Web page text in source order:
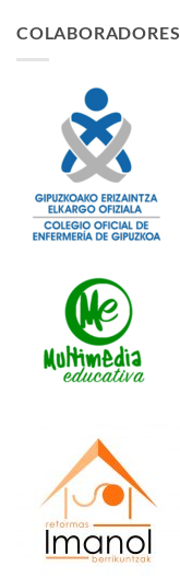
COLABORADORES